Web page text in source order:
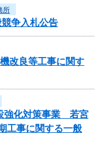
所
争入札公告
改良等工事に関す
強化対策事業 若宮
工事に関する一般